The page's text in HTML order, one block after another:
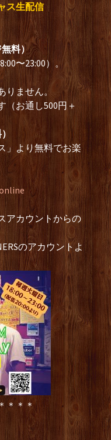
ス生配信
料）
〜23:00）。
りません。
（お通し500円＋
」より無料でお楽
アカウントからの
のアカウントよ
＊＊＊